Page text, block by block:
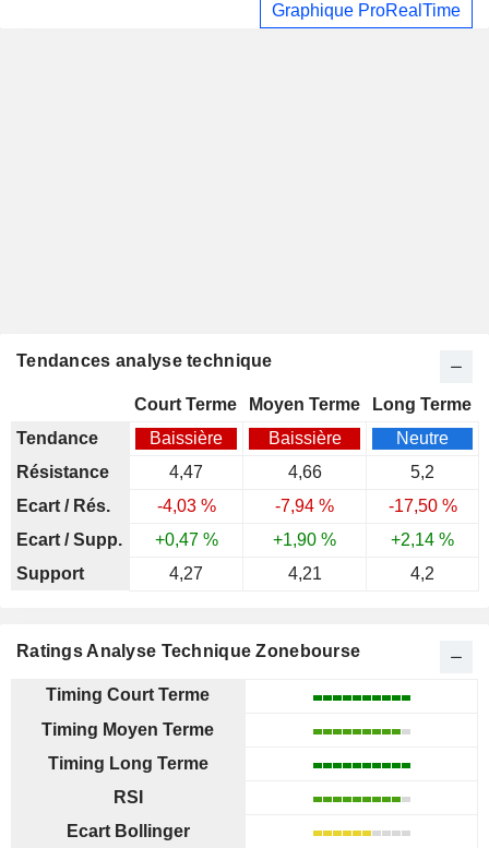
Graphique ProRealTime
Tendances analyse technique
Court Terme Moyen Terme
Long Terme
Tendance
Baissière Baissière
Neutre
Résistance
4,47 4,66
5,2
Ecart / Rés.
-4,03 % -7,94 %
-17,50 %
Ecart / Supp.
+0,47 % +1,90 %
+2,14 %
Support
4,27 4,21 4,2
Ratings Analyse Technique Zonebourse
Timing Court Terme
Timing Moyen Terme
Timing Long Terme
RSI
Ecart Bollinger